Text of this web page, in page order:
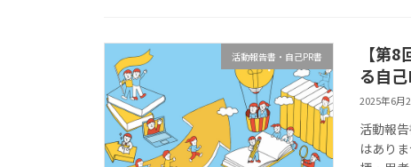
活動報告書・自己PR書
【第
る自
2025年6月
活動報
はあり